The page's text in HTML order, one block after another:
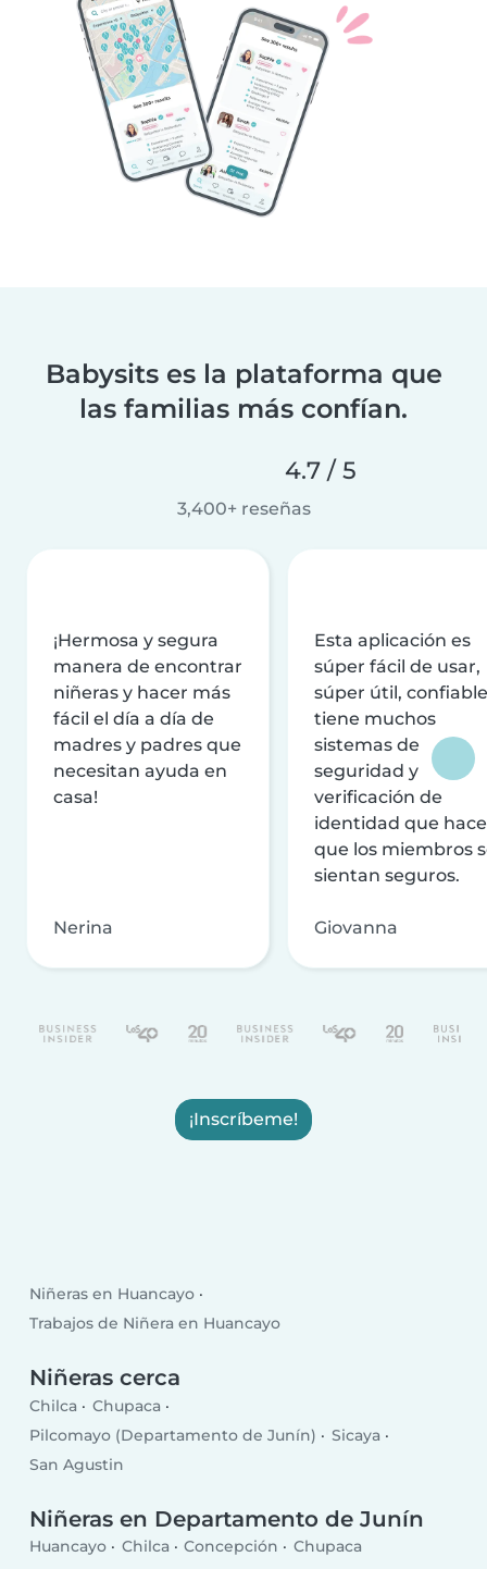
Babysits es la plataforma que
las familias más confían.
4.7 / 5
3,400+ reseñas
¡Hermosa y segura
manera de encontrar
niñeras y hacer más
fácil el día a día de
madres y padres que
necesitan ayuda en
casa!
Nerina
Esta aplicación es
súper fácil de usar,
súper útil,
tiene muchos
sistemas de
seguridad y
verificación de
identidad que
que los miembros
sientan seguros.
Giovanna
¡Inscríbeme!
Niñeras en Huancayo
Trabajos de Niñera en Huancayo
Niñeras cerca
Chilca
Chupaca
Pilcomayo (Departamento de Junín)
Sicaya
San Agustin
Niñeras en Departamento de Junín
Huancayo Chilca Concepción Chupaca